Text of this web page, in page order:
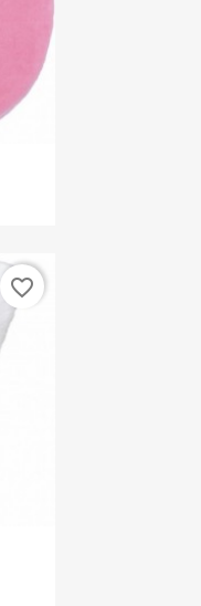
favorite_border